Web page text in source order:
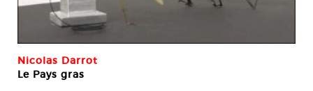
Nicolas Darrot
Le Pays gras